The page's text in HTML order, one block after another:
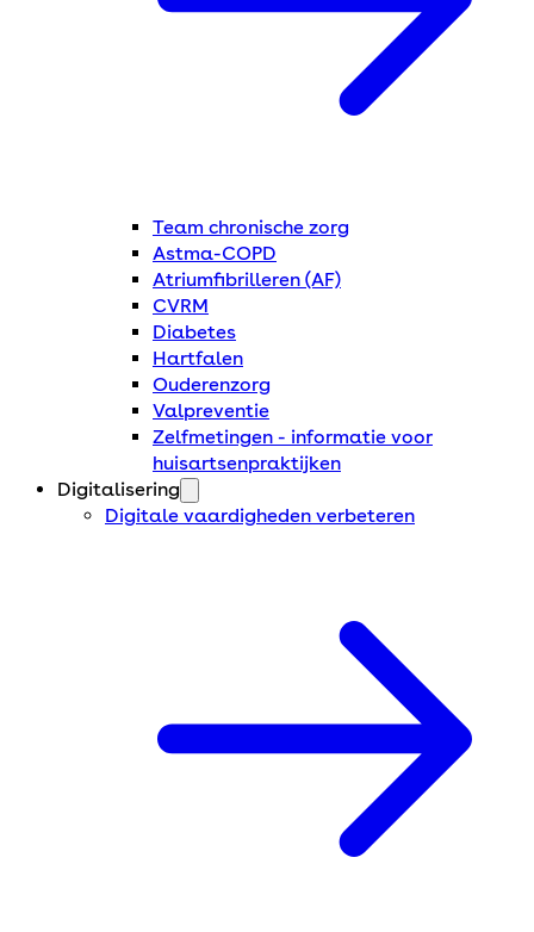
Team chronische zorg
Astma-COPD
Atriumfibrilleren (AF)
CVRM
Diabetes
Hartfalen
Ouderenzorg
Valpreventie
Zelfmetingen - informatie voor
huisartsenpraktijken
Digitalisering
Digitale vaardigheden verbeteren